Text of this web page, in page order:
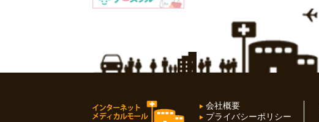
会社概要
プライバシーポリシー